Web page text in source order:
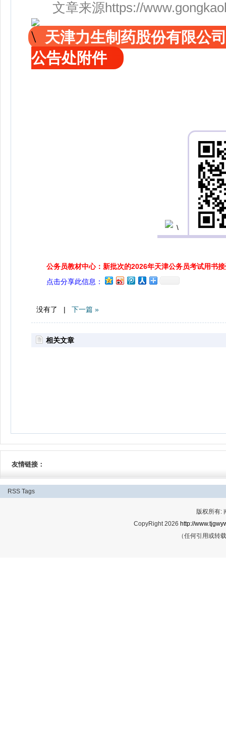
文章来源https://
天津力生制药股份有限公
公告处附件
公务员教材中心：新批次的2026年天津公务员考试用书
点击分享此信息：
没有了 | 下一篇 »
相关文章
友情链接：
RSS Tags
版权所有:
CopyRight 2026 http://
（任何引用或转